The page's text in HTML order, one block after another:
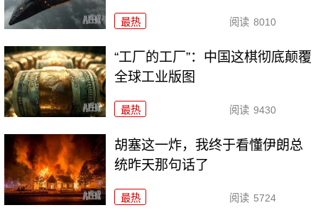
最热 阅读 8010
“工厂的工厂”：中国这棋彻底颠覆
全球工业版图
最热 阅读 9430
胡塞这一炸，我终于看懂伊朗总
统昨天那句话了
最热 阅读 5724